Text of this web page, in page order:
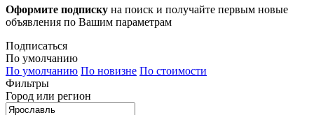
Оформите подписку на поиск и получайте первым новые
объявления по Вашим параметрам
Подписаться
По умолчанию
По умолчанию По новизне По стоимости
Фильтры
Город или регион